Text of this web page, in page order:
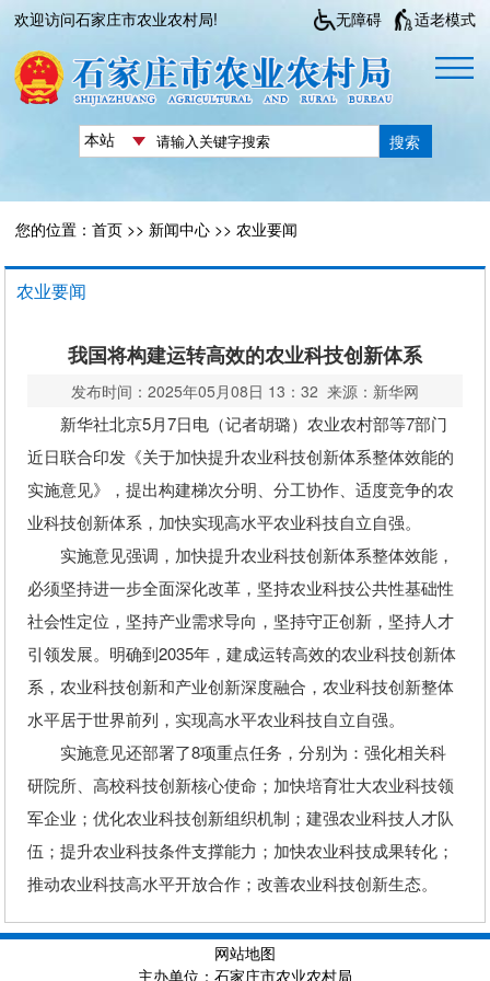
欢迎访问石家庄市农业农村局! 无障碍 适老模式
搜索
您的位置：首页 >> 新闻中心 >>农业要闻
农业要闻
我国将构建运转高效的农业科技创新体系
发布时间：2025年05月08日 13：32 来源：新华网
新华社北京5月7日电（记者胡璐）农业农村部等7部门
近日联合印发《关于加快提升农业科技创新体系整体效能的
实施意见》，提出构建梯次分明、分工协作、适度竞争的农
业科技创新体系，加快实现高水平农业科技自立自强。
实施意见强调，加快提升农业科技创新体系整体效能，
必须坚持进一步全面深化改革，坚持农业科技公共性基础性
社会性定位，坚持产业需求导向，坚持守正创新，坚持人才
引领发展。明确到2035年，建成运转高效的农业科技创新体
系，农业科技创新和产业创新深度融合，农业科技创新整体
水平居于世界前列，实现高水平农业科技自立自强。
实施意见还部署了8项重点任务，分别为：强化相关科
研院所、高校科技创新核心使命；加快培育壮大农业科技领
军企业；优化农业科技创新组织机制；建强农业科技人才队
伍；提升农业科技条件支撑能力；加快农业科技成果转化；
推动农业科技高水平开放合作；改善农业科技创新生态。
网站地图
主办单位：石家庄市农业农村局